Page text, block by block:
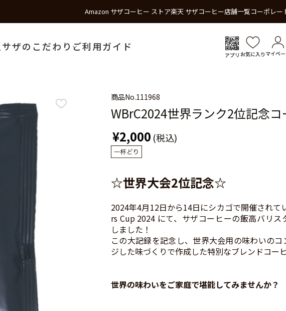
Amazon サザコーヒー ストア楽天 サザコーヒー店舗一覧コーポレー
サザのこだわり ご利用ガイド
アプリ お気に入り マイペ
商品No.111968
WBrC2024世界ランク2位記念コ
¥2,000 (税込)
☆世界大会2位記念☆
2024年4月12日から14日にシカゴで開催され
rs Cup 2024 にて、サザコーヒーの飯高バリス
しました！
この大記録を記念し、世界大会用の味わいのコ
ジした味づくりで作成した特別なブレンドコー
世界の味わいをご家庭で堪能してみませんか？